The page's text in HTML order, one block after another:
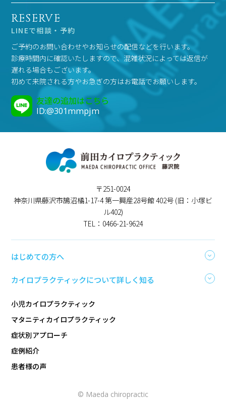
RESERVE
LINEで相談・予約
ご予約のお問い合わせやお知らせの配信などを行います。
診療時間内に確認いたしますので、混雑状況によっては返信が
遅れる場合もございます。
初めて来院される方やお急ぎの方はお電話でお願いします。
友達の追加はこちら
ID:@301mmpjm
〒251-0024
神奈川県藤沢市鵠沼橘1-17-4 第一興産28号館 402号 (旧：小塚ビ
ル402)
TEL：0466-21-9624
はじめての方へ
カイロプラクティックについて詳しく知る
小児カイロプラクティック
マタニティカイロプラクティック
症状別アプローチ
症例紹介
患者様の声
© Maeda chiropractic